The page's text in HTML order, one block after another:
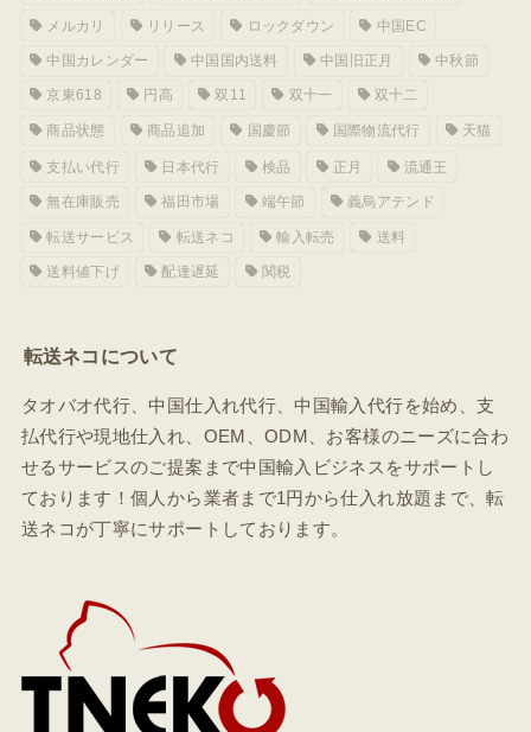
メルカリ リリース ロックダウン 中国EC
中国カレンダー 中国国内送料 中国旧正月 中秋節
京東618 円高 双11 双十一 双十二
商品状態 商品追加 国慶節 国際物流代行 天猫
支払い代行 日本代行 検品 正月 流通王
無在庫販売 福田市場 端午節 義烏アテンド
転送サービス 転送ネコ 輸入転売 送料
送料値下げ 配達遅延 関税
転送ネコについて
タオバオ代行、中国仕入れ代行、中国輸入代行を始め、支
払代行や現地仕入れ、OEM、ODM、お客様のニーズに合わ
せるサービスのご提案まで中国輸入ビジネスをサポートし
ております！個人から業者まで1円から仕入れ放題まで、転
送ネコが丁寧にサポートしております。